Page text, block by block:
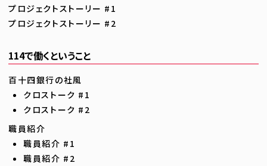
プロジェクトストーリー #1
プロジェクトストーリー #2
114で働くということ
百十四銀行の社風
クロストーク #1
クロストーク #2
職員紹介
職員紹介 #1
職員紹介 #2